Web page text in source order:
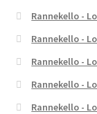
Rannekello -
Rannekello -
Rannekello -
Rannekello -
Rannekello -